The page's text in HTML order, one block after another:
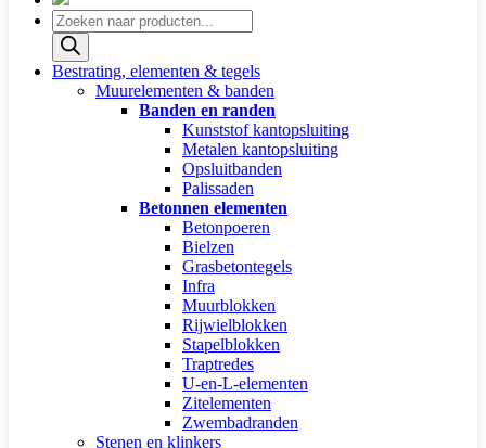
Producten
zoeken
Bestrating, elementen & tegels
Muurelementen & banden
Banden en randen
Kunststof kantopsluiting
Metalen kantopsluiting
Opsluitbanden
Palissaden
Betonnen elementen
Betonpoeren
Bielzen
Grasbetontegels
Infra
Muurblokken
Rijwielblokken
Stapelblokken
Traptredes
U-en-L-elementen
Zitelementen
Zwembadranden
Stenen en klinkers